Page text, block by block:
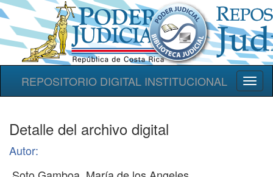
REPOSITORIO DIGITAL INSTITUCIONAL
Detalle del archivo digital
Autor: